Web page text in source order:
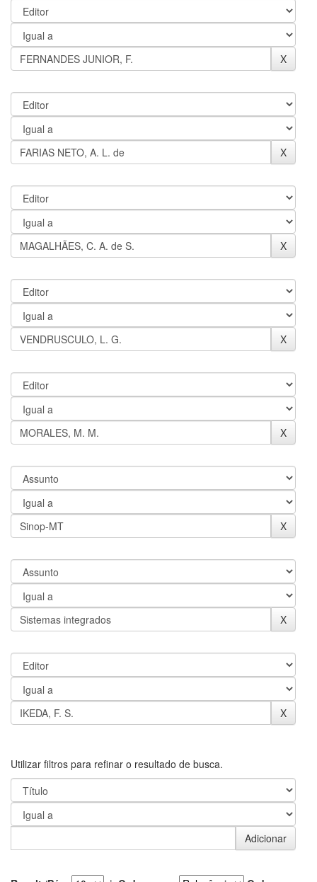
Utilizar filtros para refinar o resultado de busca.